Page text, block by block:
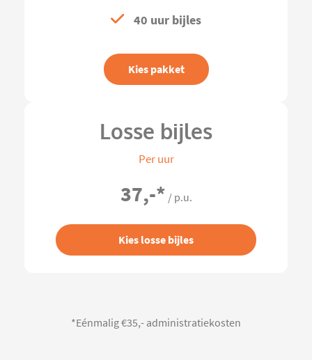
40 uur bijles
Kies pakket
Losse bijles
Per uur
37,-* / p.u.
Kies losse bijles
*Eénmalig €35,- administratiekosten